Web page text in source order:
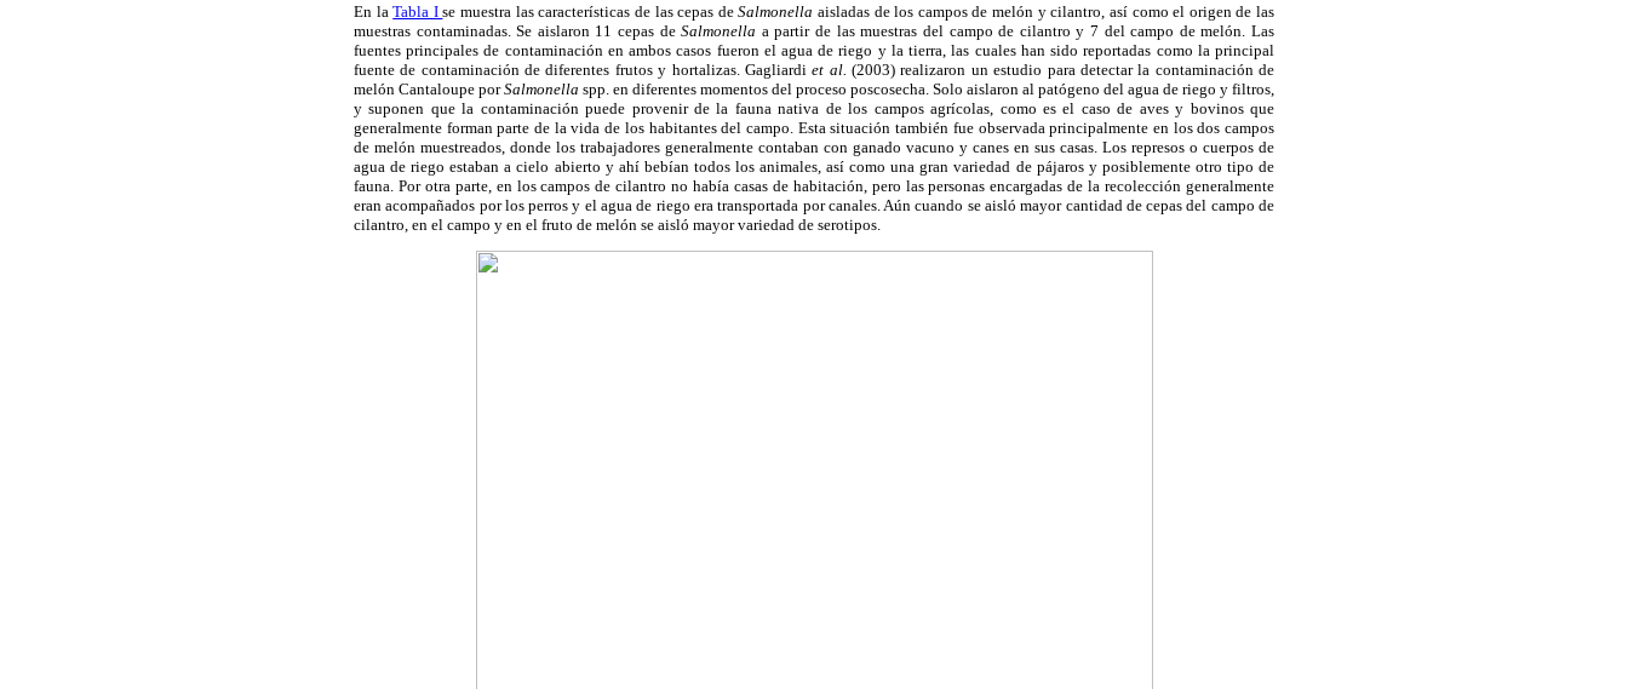
En laTabla Ise muestra las características de las cepas deSalmonella aisladas de los campos de melón y cilantro, así como el origen de las
muestras contaminadas. Se aislaron 11 cepas deSalmonella a partir de las muestras del campo de cilantro y 7 del campo de melón. Las
fuentes principales de contaminación en ambos casos fueron el agua de riego y la tierra, las cuales han sido reportadas como la principal
fuente de contaminación de diferentes frutos y hortalizas. Gagliardiet al. (2003) realizaron un estudio para detectar la contaminación de
melón Cantaloupe porSalmonella spp. en diferentes momentos del proceso poscosecha. Solo aislaron al patógeno del agua de riego y filtros,
y suponen que la contaminación puede provenir de la fauna nativa de los campos agrícolas, como es el caso de aves y bovinos que
generalmente forman parte de la vida de los habitantes del campo. Esta situación también fue observada principalmente en los dos campos
de melón muestreados, donde los trabajadores generalmente contaban con ganado vacuno y canes en sus casas. Los represos o cuerpos de
agua de riego estaban a cielo abierto y ahí bebían todos los animales, así como una gran variedad de pájaros y posiblemente otro tipo de
fauna. Por otra parte, en los campos de cilantro no había casas de habitación, pero las personas encargadas de la recolección generalmente
eran acompañados por los perros y el agua de riego era transportada por canales. Aún cuando se aisló mayor cantidad de cepas del campo de
cilantro, en el campo y en el fruto de melón se aisló mayor variedad de serotipos.